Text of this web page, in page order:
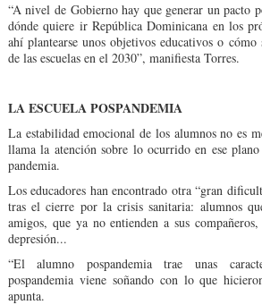
“A nivel de Gobierno hay que generar un pacto
dónde quiere ir República Dominicana en los
ahí plantearse unos objetivos educativos o
de las escuelas en el 2030”, manifiesta Torres.
LA ESCUELA POSPANDEMIA
La estabilidad emocional de los alumnos no es
llama la atención sobre lo ocurrido en ese
pandemia.
Los educadores han encontrado otra “gran
tras el cierre por la crisis sanitaria: alumnos
amigos, que ya no entienden a sus
depresión...
“El alumno pospandemia trae unas
pospandemia viene soñando con lo que
apunta.